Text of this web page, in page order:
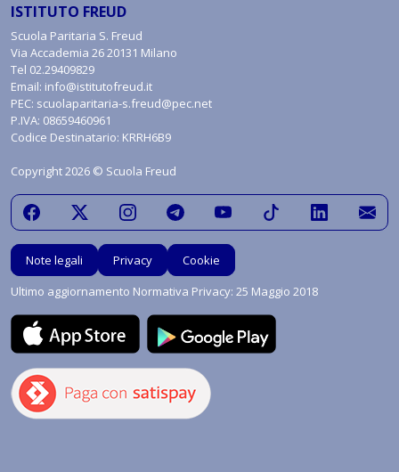
ISTITUTO FREUD
Scuola Paritaria S. Freud
Via Accademia 26 20131 Milano
Tel 02.29409829
Email: info@istitutofreud.it
PEC: scuolaparitaria-s.freud@pec.net
P.IVA: 08659460961
Codice Destinatario: KRRH6B9
Copyright 2026 © Scuola Freud
Note legali Privacy
Cookie
Ultimo aggiornamento Normativa Privacy: 25 Maggio 2018